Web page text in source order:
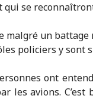
qui se
malgré un
policiers y sont
ont
les avions. C’est